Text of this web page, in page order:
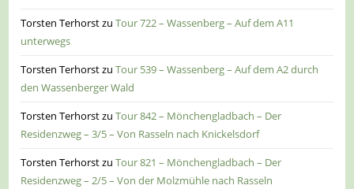
Torsten TerhorstzuTour 722 – Wassenberg – Auf dem A11
unterwegs
Torsten TerhorstzuTour 539 – Wassenberg – Auf dem A2 durch
den Wassenberger Wald
Torsten TerhorstzuTour 842 – Mönchengladbach – Der
Residenzweg – 3/5 – Von Rasseln nach Knickelsdorf
Torsten TerhorstzuTour 821 – Mönchengladbach – Der
Residenzweg – 2/5 – Von der Molzmühle nach Rasseln